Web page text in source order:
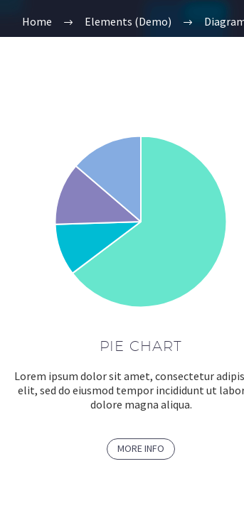
Home Elements (Demo)
PIE CHART
Lorem ipsum dolor sit amet, consectetur
elit, sed do eiusmod tempor incididunt ut
dolore magna aliqua.
MORE INFO